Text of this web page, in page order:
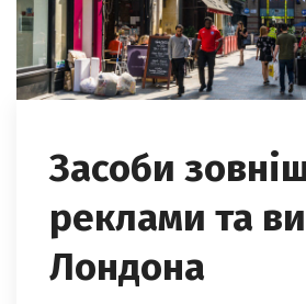
Засоби
реклами та
Лондона